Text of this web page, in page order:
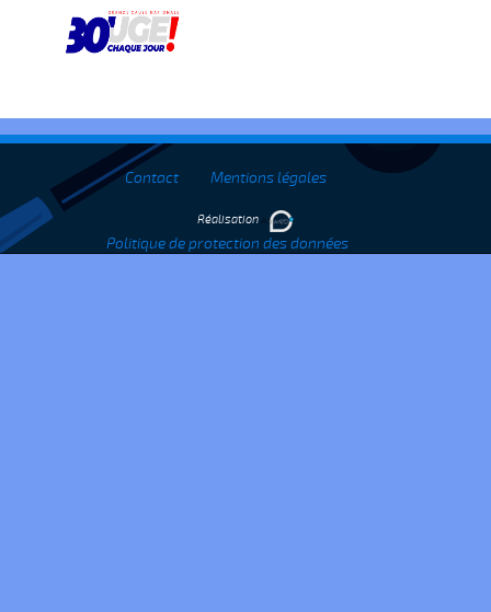
Contact Mentions légales
Politique de protection des données
Réalisation